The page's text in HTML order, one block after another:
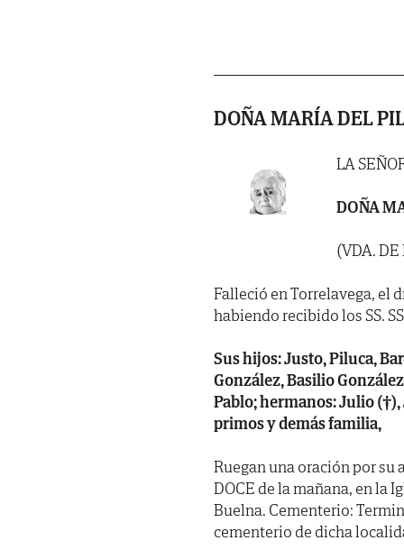
DOÑA MARÍA DEL
LA
DOÑA
(VDA. DE
Falleció en Torrelavega, el
habiendo recibido los SS.
Sus hijos: Justo, Piluca,
González, Basilio
Pablo; hermanos: Julio
primos y demás familia,
Ruegan una oración por su
DOCE de la mañana, en la
Buelna. Cementerio:
cementerio de dicha